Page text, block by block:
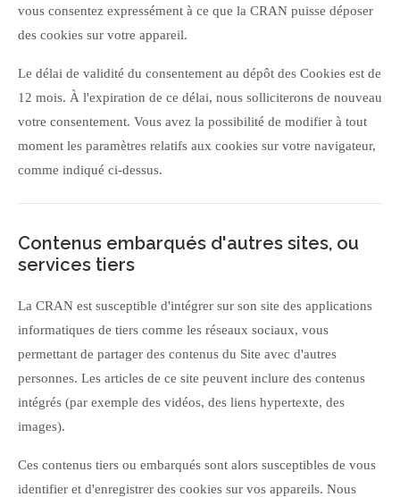
vous consentez expressément à ce que la CRAN puisse déposer
des cookies sur votre appareil.
Le délai de validité du consentement au dépôt des Cookies est de
12 mois. À l'expiration de ce délai, nous solliciterons de nouveau
votre consentement. Vous avez la possibilité de modifier à tout
moment les paramètres relatifs aux cookies sur votre navigateur,
comme indiqué ci-dessus.
Contenus embarqués d'autres sites, ou
services tiers
La CRAN est susceptible d'intégrer sur son site des applications
informatiques de tiers comme les réseaux sociaux, vous
permettant de partager des contenus du Site avec d'autres
personnes. Les articles de ce site peuvent inclure des contenus
intégrés (par exemple des vidéos, des liens hypertexte, des
images).
Ces contenus tiers ou embarqués sont alors susceptibles de vous
identifier et d'enregistrer des cookies sur vos appareils. Nous